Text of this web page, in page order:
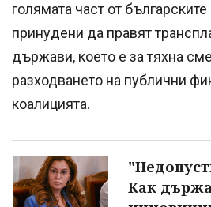
голямата част от
принудени да правят
държави, което е за тяхна
разходването на публични
коалицията.
Как